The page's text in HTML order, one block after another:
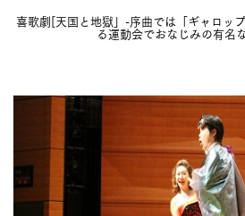
喜歌劇[天国と地獄」-序曲では「ギャロッ
る運動会でおなじみの有名な